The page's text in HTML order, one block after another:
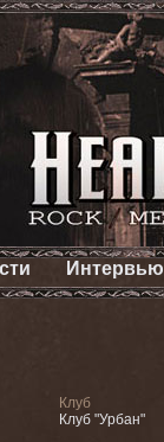
Интервью
Клуб
Клуб "Урбан"